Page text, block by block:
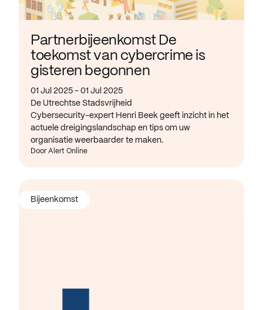
Partnerbijeenkomst De
toekomst van cybercrime is
gisteren begonnen
01 Jul 2025 - 01 Jul 2025
De Utrechtse Stadsvrijheid
Cybersecurity-expert Henri Beek geeft inzicht in het
actuele dreigingslandschap en tips om uw
organisatie weerbaarder te maken.
Door Alert Online
Bijeenkomst